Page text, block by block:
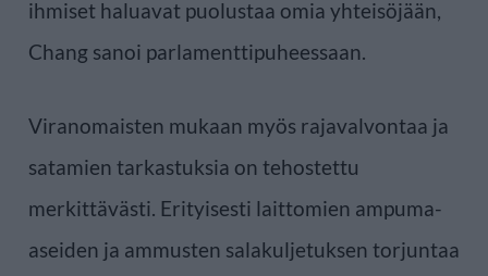
ihmiset haluavat puolustaa omia yhteisöjään,
Chang sanoi parlamenttipuheessaan.
Viranomaisten mukaan myös rajavalvontaa ja
satamien tarkastuksia on tehostettu
merkittävästi. Erityisesti laittomien ampuma-
aseiden ja ammusten salakuljetuksen torjuntaa